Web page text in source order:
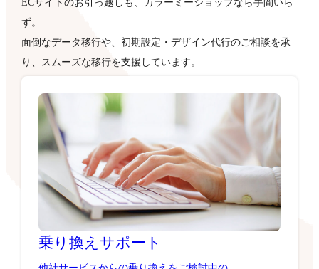
ECサイトのお引っ越しも、カラーミーショップなら手間いら
ず。
面倒なデータ移行や、初期設定・デザイン代行のご相談を承
り、スムーズな移行を支援しています。
乗り換え サポート